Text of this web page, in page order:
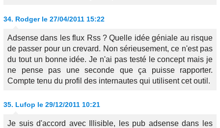
34. Rodger le 27/04/2011 15:22
Adsense dans les flux Rss ? Quelle idée géniale au risque
de passer pour un crevard. Non sérieusement, ce n'est pas
du tout un bonne idée. Je n'ai pas testé le concept mais je
ne pense pas une seconde que ça puisse rapporter.
Compte tenu du profil des internautes qui utilisent cet outil.
35. Lufop le 29/12/2011 10:21
Je suis d'accord avec Illisible, les pub adsense dans les